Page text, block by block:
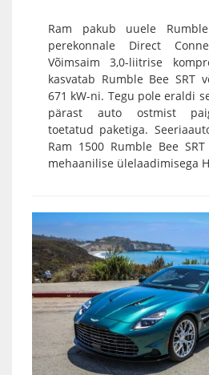
Ram pakub uuele
perekonnale Direct
Võimsaim 3,0-liitrise
kasvatab Rumble Bee SRT
671 kW-ni. Tegu pole eraldi
pärast auto ostmist
toetatud paketiga.
Ram 1500 Rumble Bee
mehaanilise ülelaadimisega